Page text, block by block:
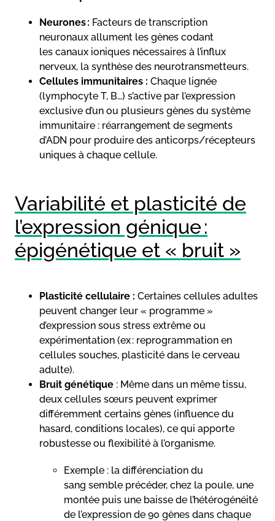
Neurones : Facteurs de transcription
neuronaux allument les gènes codant
les canaux ioniques nécessaires à l’influx
nerveux, la synthèse des neurotransmetteurs.
Cellules immunitaires : Chaque lignée
(lymphocyte T, B…) s’active par l’expression
exclusive d’un ou plusieurs gènes du système
immunitaire : réarrangement de segments
d’ADN pour produire des anticorps/récepteurs
uniques à chaque cellule.
Variabilité et plasticité de
l’expression génique :
épigénétique et « bruit »
Plasticité cellulaire : Certaines cellules adultes
peuvent changer leur « programme »
d’expression sous stress extrême ou
expérimentation (ex : reprogrammation en
cellules souches, plasticité dans le cerveau
adulte).
Bruit génétique : Même dans un même tissu,
deux cellules sœurs peuvent exprimer
différemment certains gènes (influence du
hasard, conditions locales), ce qui apporte
robustesse ou flexibilité à l’organisme.
Exemple : la différenciation du
sang semble précéder, chez la poule, une
montée puis une baisse de l’hétérogénéité
de l’expression de 90 gènes dans chaque